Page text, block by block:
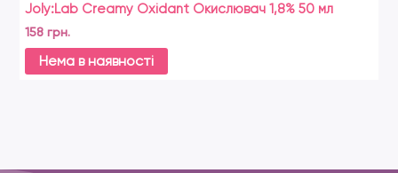
Joly:Lab Creamy Oxidant Окислювач 1,8% 50 мл
158 грн.
Нема в наявності